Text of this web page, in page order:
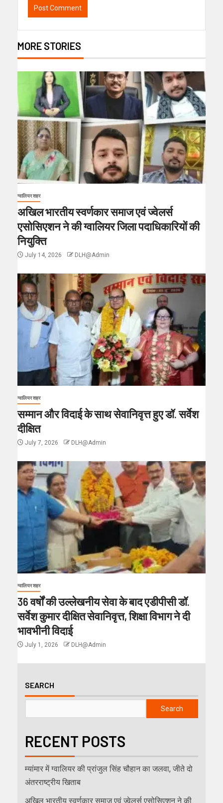
MORE STORIES
ग्वालियर शहर
अखिल भारतीय स्वर्णकार समाज एवं ज्वेलर्स
एसोसिएशन ने की ग्वालियर जिला पदाधिकारियों की
नियुक्ति
July 14, 2026 DLH@Admin
ग्वालियर शहर
सम्मान और विदाई के साथ सेवानिवृत्त हुए डॉ. सर्वेश
दीक्षित
July 7, 2026 DLH@Admin
ग्वालियर शहर
36 वर्षों की उल्लेखनीय सेवा के बाद एडीपीसी डॉ.
सर्वेश कुमार दीक्षित सेवानिवृत्त, शिक्षा विभाग ने दी
भावभीनी विदाई
July 1, 2026 DLH@Admin
SEARCH
Search
RECENT POSTS
म्यांमार में ग्वालियर की प्रांजुल सिंह चौहान का जलवा, जीते दो
अंतरराष्ट्रीय खिताब
अखिल भारतीय स्वर्णकार समाज एवं ज्वेलर्स एसोसिएशन ने की